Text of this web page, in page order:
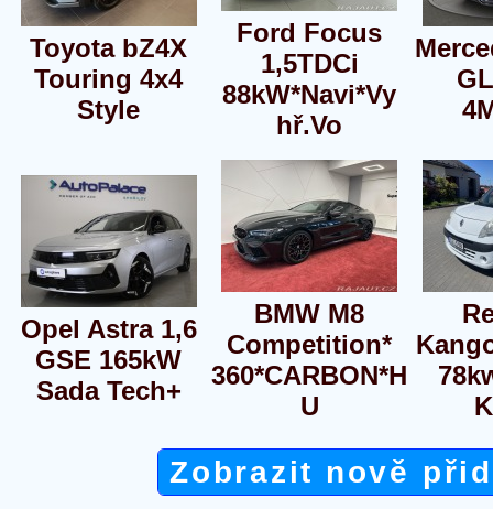
Toyota bZ4X
Touring 4x4
Style
Ford Focus
1,5TDCi
88kW*Navi*Vy
hř.Vo
Opel Astra 1,6
GSE 165kW
Sada Tech+
BMW M8
Competition*
360*CARBON*H
U
Zobrazit nově